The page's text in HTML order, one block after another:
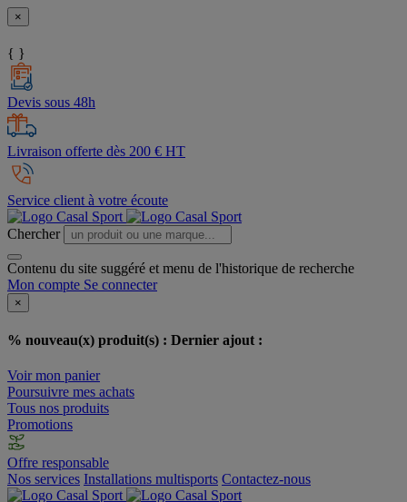
×
{ }
Devis sous 48h
Livraison offerte dès 200 € HT
Service client à votre écoute
Chercher
Contenu du site suggéré et menu de l'historique de recherche
Mon compte Se connecter
×
% nouveau(x) produit(s) : Dernier ajout :
Voir mon panier
Poursuivre mes achats
Tous nos produits
Promotions
Offre responsable
Nos services Installations multisports Contactez-nous